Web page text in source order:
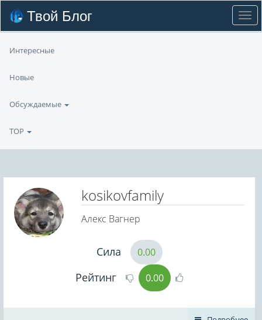
Твой Блог
Интересные
Новые
Обсуждаемые
TOP
kosikovfamily
Алекс Вагнер
Сила 0.00
Рейтинг 0.00